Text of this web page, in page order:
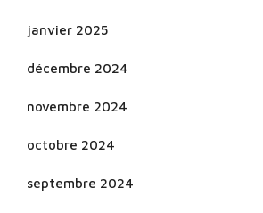
janvier 2025
décembre 2024
novembre 2024
octobre 2024
septembre 2024